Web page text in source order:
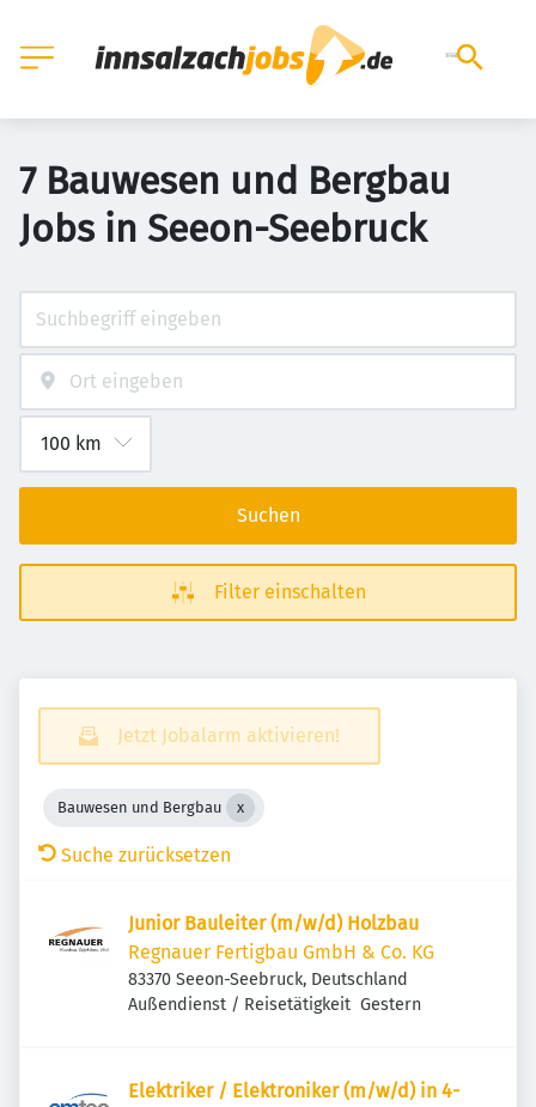
7 Bauwesen und Bergbau
Jobs in Seeon-Seebruck
Suchen
Filter einschalten
Jetzt Jobalarm aktivieren!
Bauwesen und Bergbau
Suche zurücksetzen
Junior Bauleiter (m/w/d) Holzbau
Regnauer Fertigbau GmbH & Co. KG
83370 Seeon-Seebruck, Deutschland
Außendienst / Reisetätigkeit Veröffentlicht
Gestern
Elektriker / Elektroniker (m/w/d) in 4-